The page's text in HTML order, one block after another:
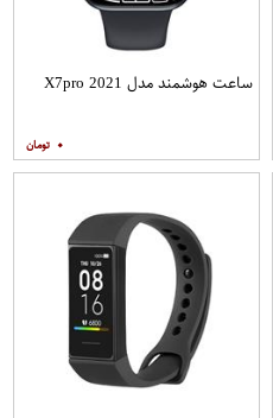
ساعت هوشمند مدل X7pro 2021
۰